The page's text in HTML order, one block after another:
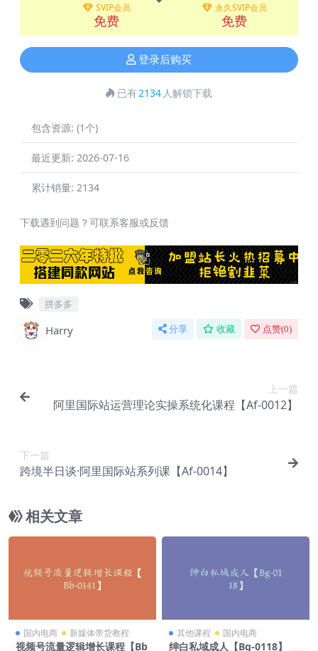
SVIP会员
免费
永久SVIP会员
免费
登录后购买
已有2134 人解锁下载
包含资源: (1个)
最近更新: 2026-07-16
累计销量: 2134
下载遇到问题？可联系客服或反馈
拼多多
Harry 分享 收藏 点赞(0)
上一篇
阿里国际站运营理论实操系统化课程【Af-0012】
下一篇
跨境半日谈·阿里国际站系列课【Af-0014】
相关文章
国内电商 新媒体带货教程
视频号流量逻辑增长课程【Bb
其他课程 国内电商
绅白私域成人【Bg-0118】